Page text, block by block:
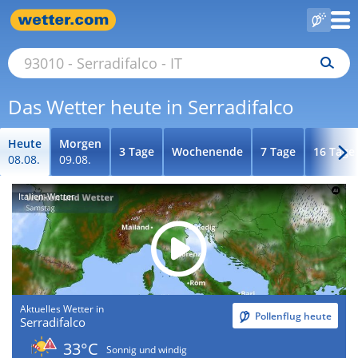
Das Wetter heute in Serradifalco
Heute
08.08.
Morgen
09.08.
3 Tage Wochenende 7 Tage 16 Tage
Italien-Wetter
Aktuelles Wetter in
Serradifalco Pollenflug heute
33°C
Sonnig und windig